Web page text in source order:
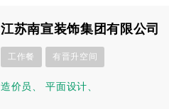
江苏南宣装饰集团有限公司
工作餐 有晋升空间
造价员 、平面设计